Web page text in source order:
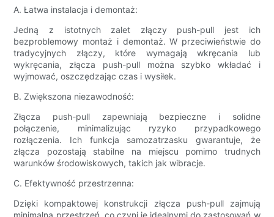
A. Łatwa instalacja i demontaż:
Jedną z istotnych zalet złączy push-pull jest ich
bezproblemowy montaż i demontaż. W przeciwieństwie do
tradycyjnych złączy, które wymagają wkręcania lub
wykręcania, złącza push-pull można szybko wkładać i
wyjmować, oszczędzając czas i wysiłek.
B. Zwiększona niezawodność:
Złącza push-pull zapewniają bezpieczne i solidne
połączenie, minimalizując ryzyko przypadkowego
rozłączenia. Ich funkcja samozatrzasku gwarantuje, że
złącza pozostają stabilne na miejscu pomimo trudnych
warunków środowiskowych, takich jak wibracje.
C. Efektywność przestrzenna:
Dzięki kompaktowej konstrukcji złącza push-pull zajmują